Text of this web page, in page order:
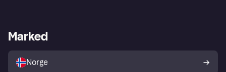
Utforsk butikker
Merchant portal
Marked
Norge